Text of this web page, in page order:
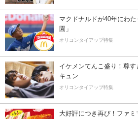
マクドナルドが40年にわ
園」
オリコンタイアップ特集
イケメンてんこ盛り！尊
キュン
オリコンタイアップ特集
大好評につき再び！ファ